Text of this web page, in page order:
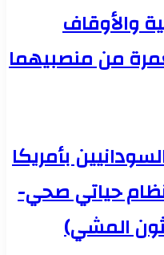
والأوقاف
من منصبيهما
بأمريكا
حياتي صحي-
المشي)